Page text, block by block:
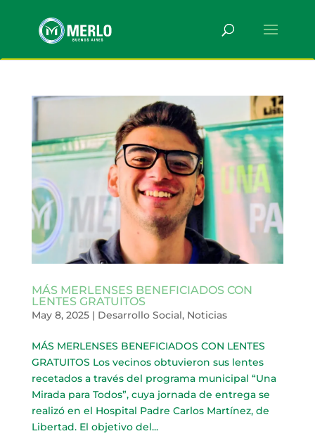
MÁS MERLENSES BENEFICIADOS CON
LENTES GRATUITOS
May 8, 2025| Desarrollo Social, Noticias
MÁS MERLENSES BENEFICIADOS CON LENTES
GRATUITOS Los vecinos obtuvieron sus lentes
recetados a través del programa municipal “Una
Mirada para Todos”, cuya jornada de entrega se
realizó en el Hospital Padre Carlos Martínez, de
Libertad. El objetivo del...